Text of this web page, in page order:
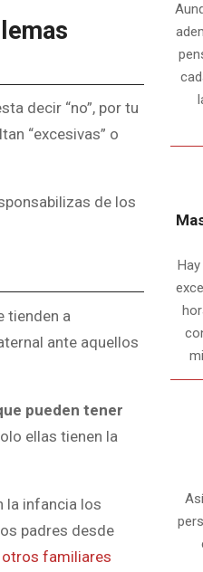
decir “no”, por tu
“excesivas” o
de los
tienden a
ante aquellos
pueden tener
ellas tienen la
la infancia los
padres desde
otros familiares